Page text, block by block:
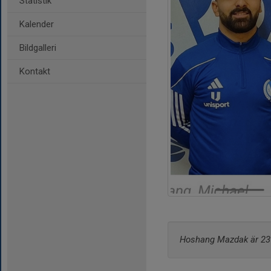
Kalender
Bildgalleri
Kontakt
Hoshang Mazdak är